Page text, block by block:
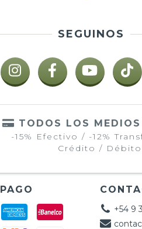
SEGUINOS
TODOS LOS MEDIOS
-15% Efectivo / -12%
Crédito / Débito
+54 9